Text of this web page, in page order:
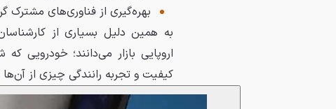
بهره‌گیری از فناوری‌های مشترک
به همین دلیل بسیاری از
اروپایی بازار می‌دانند؛ خودرویی
کیفیت و تجربه رانندگی چیزی از آن‌ها